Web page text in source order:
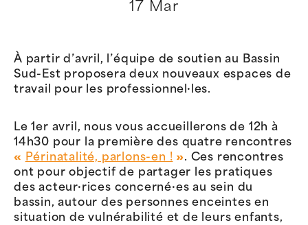
17 Mar
À partir d’avril, l’équipe de soutien au Bassin
Sud-Est proposera deux nouveaux espaces de
travail pour les professionnel·les.
Le 1er avril, nous vous accueillerons de 12h à
14h30 pour la première des quatre rencontres
«
Périnatalité, parlons-en ! ». Ces rencontres
ont pour objectif de partager les pratiques
des acteur·rices concerné·es au sein du
bassin, autour des personnes enceintes en
situation de vulnérabilité et de leurs enfants,